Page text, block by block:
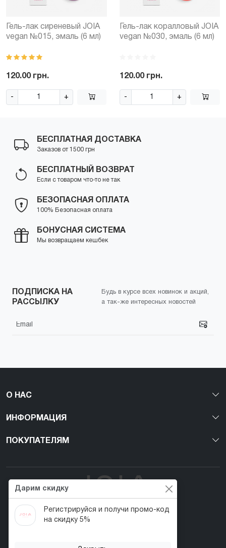
Гель-лак сиреневый JOIA
vegan №015, эмаль (6 мл)
120.00 грн.
- +
Гель-лак коралловый JOIA
vegan №030, эмаль (6 мл)
120.00 грн.
- +
БЕСПЛАТНАЯ ДОСТАВКА
Заказов от 1500 грн
БЕСПЛАТНЫЙ ВОЗВРАТ
Если с товаром что-то не так
БЕЗОПАСНАЯ ОПЛАТА
100% Безопасная оплата
БОНУСНАЯ СИСТЕМА
Мы возвращаем кешбек
ПОДПИСКА НА
РАССЫЛКУ
Будь в курсе всех новинок и акций,
а так-же интересных новостей
О НАС
ИНФОРМАЦИЯ
ПОКУПАТЕЛЯМ
Первый веган nail-бренд в Украине!
Дарим скидку
Регистрируйся и получи промо-код
на скидку 5%